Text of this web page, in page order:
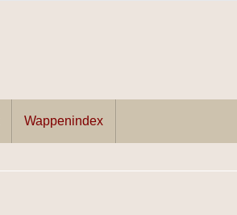
Wappenindex